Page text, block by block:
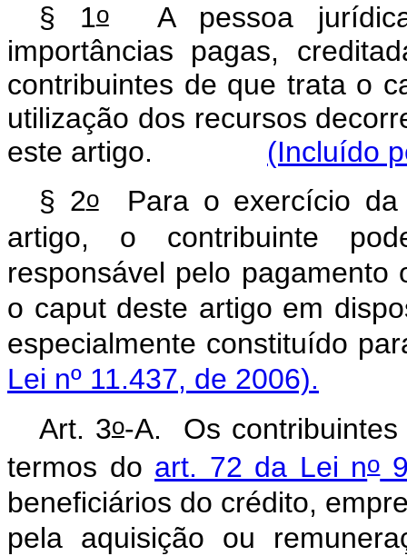
§ 1oA pessoa jurídica
importâncias pagas,
contribuintes de que trata o
utilização dos recursos
este artigo. (Incluído
§ 2oPara o exercício da
artigo, o contribuinte
responsável pelo
o caput deste artigo em
especialmente
Lei nº 11.437, de 2006).
Art. 3o-A. Os
termos do art. 72 da Lei no
beneficiários do crédito,
pela aquisição ou